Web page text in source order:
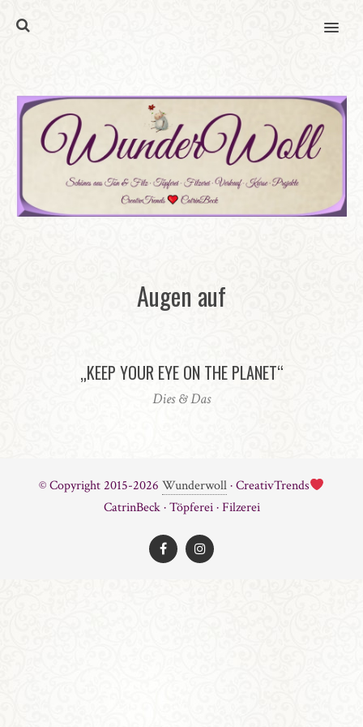
MENU
Augen auf
„KEEP YOUR EYE ON THE PLANET“
Dies & Das
© Copyright 2015-2026 Wunderwoll· CreativTrends
CatrinBeck · Töpferei · Filzerei